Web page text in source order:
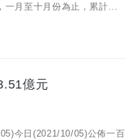
一月至十月份為止，累計...
億元
今日(2021/10/05)公佈一百